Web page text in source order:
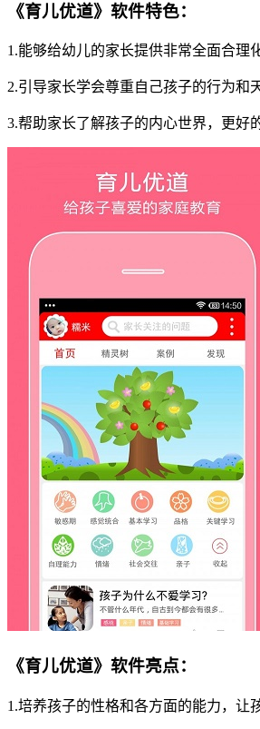
《育儿优道》软件特色：
1.能够给幼儿的家长提供非常全面合理
2.引导家长学会尊重自己孩子的行为和
3.帮助家长了解孩子的内心世界，更好
《育儿优道》软件亮点：
1.培养孩子的性格和各方面的能力，让